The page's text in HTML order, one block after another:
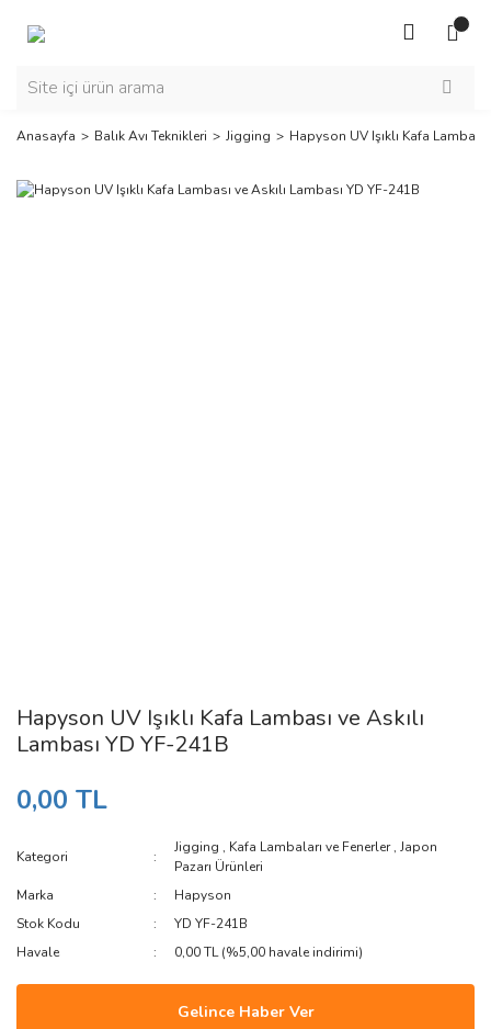
Anasayfa Balık Avı Teknikleri Jigging Hapyson UV Işıklı Kafa
Hapyson UV Işıklı Kafa Lambası ve Askılı
Lambası YD YF-241B
0,00 TL
Kategori
Jigging , Kafa Lambaları ve Fenerler,Japon
Pazarı Ürünleri
Marka
Hapyson
Stok Kodu
YD YF-241B
Havale
0,00 TL (%5,00 havale indirimi)
Gelince Haber Ver